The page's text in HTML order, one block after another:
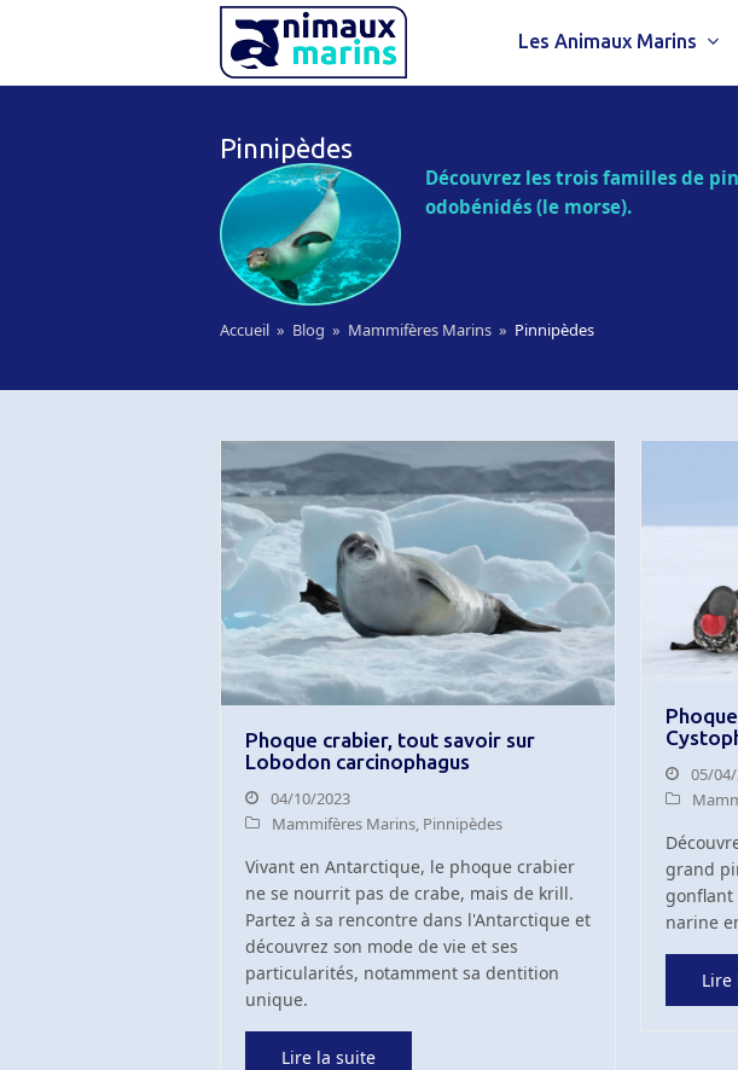
Les Animaux Marins
Pinnipèdes
Découvrez les trois familles de
odobénidés (le morse).
Accueil » Blog » Mammifères Marins » Pinnipèdes
Phoque crabier, tout savoir sur
Lobodon carcinophagus
04/10/2023
Mammifères Marins, Pinnipèdes
Vivant en Antarctique, le phoque crabier
ne se nourrit pas de crabe, mais de krill.
Partez à sa rencontre dans l'Antarctique et
découvrez son mode de vie et ses
particularités, notamment sa dentition
unique.
Lire la suite
05/
grand
gonflant
narine
Lire